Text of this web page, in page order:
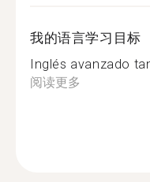
我的语言学习目标
Inglés avanzado
阅读更多